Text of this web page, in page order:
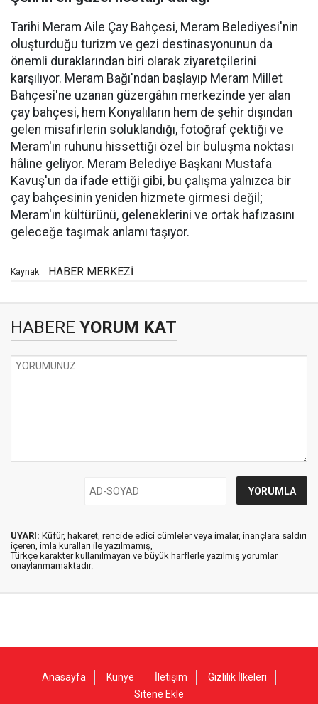
Tarihi Meram Aile Çay Bahçesi, Meram Belediyesi'nin
oluşturduğu turizm ve gezi destinasyonunun da
önemli duraklarından biri olarak ziyaretçilerini
karşılıyor. Meram Bağı'ndan başlayıp Meram Millet
Bahçesi'ne uzanan güzergâhın merkezinde yer alan
çay bahçesi, hem Konyalıların hem de şehir dışından
gelen misafirlerin soluklandığı, fotoğraf çektiği ve
Meram'ın ruhunu hissettiği özel bir buluşma noktası
hâline geliyor. Meram Belediye Başkanı Mustafa
Kavuş'un da ifade ettiği gibi, bu çalışma yalnızca bir
çay bahçesinin yeniden hizmete girmesi değil;
Meram'ın kültürünü, geleneklerini ve ortak hafızasını
geleceğe taşımak anlamı taşıyor.
Kaynak: HABER MERKEZİ
HABERE YORUM KAT
UYARI: Küfür, hakaret, rencide edici cümleler veya imalar, inançlara saldırı
içeren, imla kuralları ile yazılmamış,
Türkçe karakter kullanılmayan ve büyük harflerle yazılmış yorumlar
onaylanmamaktadır.
Anasayfa Künye İletişim
Gizlilik İlkeleri
Sitene Ekle